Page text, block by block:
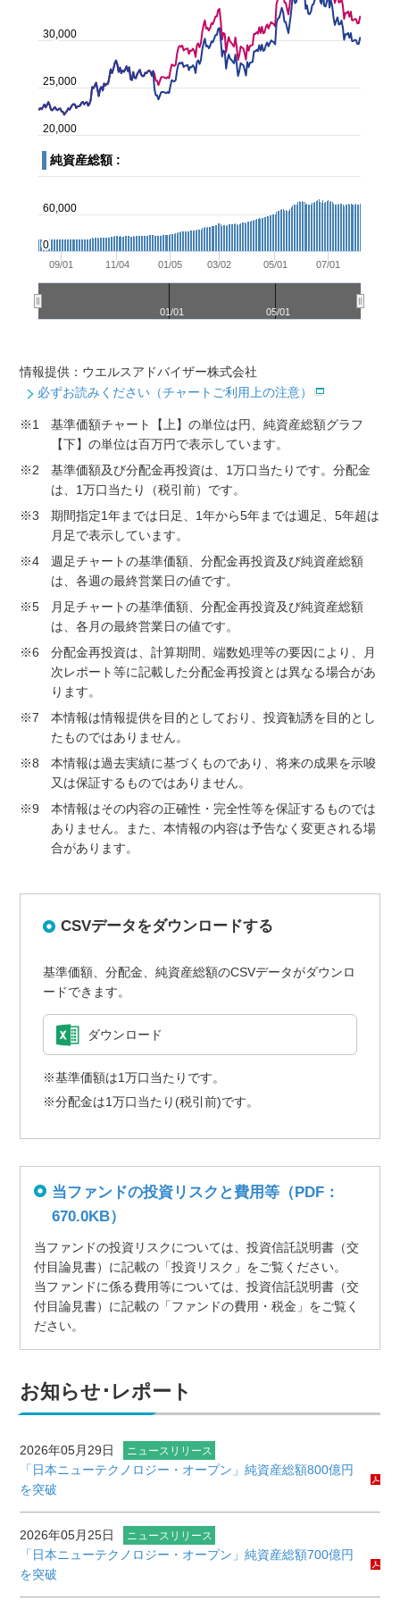
情報提供：ウエルスアドバイザー株式会社
必ずお読みください（チャートご利用上の注意）
※1
基準価額チャート【上】の単位は円、純資産総額グラフ
【下】の単位は百万円で表示しています。
※2
基準価額及び分配金再投資は、1万口当たりです。分配金
は、1万口当たり（税引前）です。
※3
期間指定1年までは日足、1年から5年までは週足、5年超は
月足で表示しています。
※4
週足チャートの基準価額、分配金再投資及び純資産総額
は、各週の最終営業日の値です。
※5
月足チャートの基準価額、分配金再投資及び純資産総額
は、各月の最終営業日の値です。
※6
分配金再投資は、計算期間、端数処理等の要因により、月
次レポート等に記載した分配金再投資とは異なる場合があ
ります。
※7
本情報は情報提供を目的としており、投資勧誘を目的とし
たものではありません。
※8
本情報は過去実績に基づくものであり、将来の成果を示唆
又は保証するものではありません。
※9
本情報はその内容の正確性・完全性等を保証するものでは
ありません。また、本情報の内容は予告なく変更される場
合があります。
CSVデータをダウンロードする
基準価額、分配金、純資産総額のCSVデータがダウンロ
ードできます。
ダウンロード
※基準価額は1万口当たりです。
※分配金は1万口当たり(税引前)です。
当ファンドの投資リスクと費用等（PDF：
670.0KB）
当ファンドの投資リスクについては、投資信託説明書（交
付目論見書）に記載の「投資リスク」をご覧ください。
当ファンドに係る費用等については、投資信託説明書（交
付目論見書）に記載の「ファンドの費用・税金」をご覧く
ださい。
お知らせ･レポート
2026年05月29日 ニュースリリース
「日本ニューテクノロジー・オープン」純資産総額800億円
を突破
2026年05月25日 ニュースリリース
「日本ニューテクノロジー・オープン」純資産総額700億円
を突破